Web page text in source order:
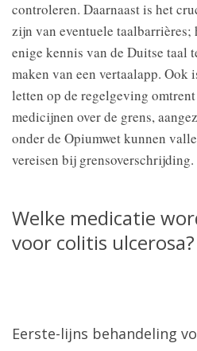
controleren. Daarnaast is het
zijn van eventuele
enige kennis van de Duitse taal
maken van een vertaalapp. Ook
letten op de regelgeving
medicijnen over de grens,
onder de Opiumwet kunnen
vereisen bij grensoverschrijding.
Welke medicatie
voor colitis ulcerosa?
Eerste-lijns behandeling